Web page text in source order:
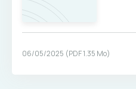
06/05/2025 (PDF1.35 Mo)